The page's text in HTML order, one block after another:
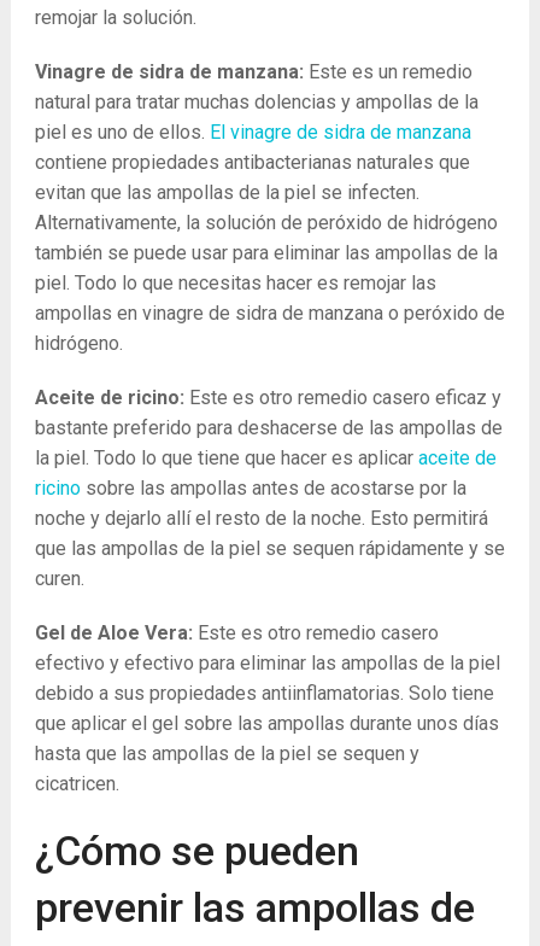
remojar la solución.
Vinagre de sidra de manzana: Este es un remedio
natural para tratar muchas dolencias y ampollas de la
piel es uno de ellos. El vinagre de sidra de manzana
contiene propiedades antibacterianas naturales que
evitan que las ampollas de la piel se infecten.
Alternativamente, la solución de peróxido de hidrógeno
también se puede usar para eliminar las ampollas de la
piel. Todo lo que necesitas hacer es remojar las
ampollas en vinagre de sidra de manzana o peróxido de
hidrógeno.
Aceite de ricino: Este es otro remedio casero eficaz y
bastante preferido para deshacerse de las ampollas de
la piel. Todo lo que tiene que hacer es aplicar aceite de
ricino sobre las ampollas antes de acostarse por la
noche y dejarlo allí el resto de la noche. Esto permitirá
que las ampollas de la piel se sequen rápidamente y se
curen.
Gel de Aloe Vera: Este es otro remedio casero
efectivo y efectivo para eliminar las ampollas de la piel
debido a sus propiedades antiinflamatorias. Solo tiene
que aplicar el gel sobre las ampollas durante unos días
hasta que las ampollas de la piel se sequen y
cicatricen.
¿Cómo se pueden
prevenir las ampollas de